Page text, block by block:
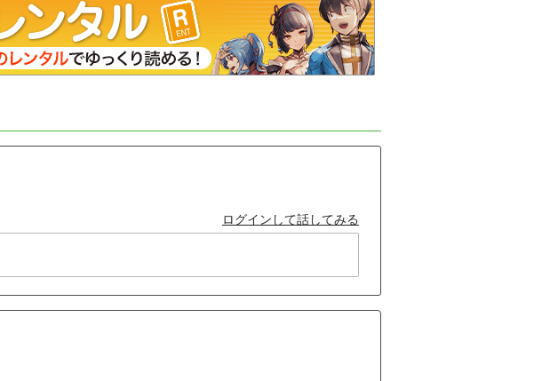
ログインして話してみる